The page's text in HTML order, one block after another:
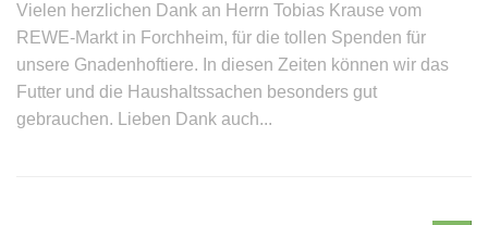
Vielen herzlichen Dank an Herrn Tobias Krause vom
REWE-Markt in Forchheim, für die tollen Spenden für
unsere Gnadenhoftiere. In diesen Zeiten können wir das
Futter und die Haushaltssachen besonders gut
gebrauchen. Lieben Dank auch...